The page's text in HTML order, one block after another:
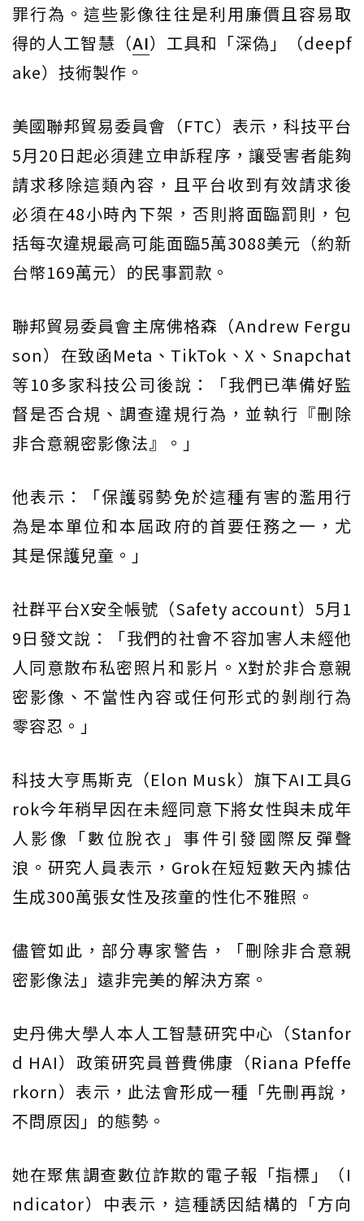
罪行為。這些影像往往是利用廉價且容易取
得的人工智慧（AI）工具和「深偽」（deepf
ake）技術製作。
美國聯邦貿易委員會（FTC）表示，科技平台
5月20日起必須建立申訴程序，讓受害者能夠
請求移除這類內容，且平台收到有效請求後
必須在48小時內下架，否則將面臨罰則，包
括每次違規最高可能面臨5萬3088美元（約新
台幣169萬元）的民事罰款。
聯邦貿易委員會主席佛格森（Andrew Fergu
son）在致函Meta、TikTok、X、Snapchat
等10多家科技公司後說：「我們已準備好監
督是否合規、調查違規行為，並執行『刪除
非合意親密影像法』。」
他表示：「保護弱勢免於這種有害的濫用行
為是本單位和本屆政府的首要任務之一，尤
其是保護兒童。」
社群平台X安全帳號（Safety account）5月1
9日發文說：「我們的社會不容加害人未經他
人同意散布私密照片和影片。X對於非合意親
密影像、不當性內容或任何形式的剝削行為
零容忍。」
科技大亨馬斯克（Elon Musk）旗下AI工具G
rok今年稍早因在未經同意下將女性與未成年
人影像「數位脫衣」事件引發國際反彈聲
浪。研究人員表示，Grok在短短數天內據估
生成300萬張女性及孩童的性化不雅照。
儘管如此，部分專家警告，「刪除非合意親
密影像法」遠非完美的解決方案。
史丹佛大學人本人工智慧研究中心（Stanfor
d HAI）政策研究員普費佛康（Riana Pfeffe
rkorn）表示，此法會形成一種「先刪再說，
不問原因」的態勢。
她在聚焦調查數位詐欺的電子報「指標」（I
ndicator）中表示，這種誘因結構的「方向